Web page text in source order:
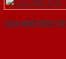
Cửa ABS KOS